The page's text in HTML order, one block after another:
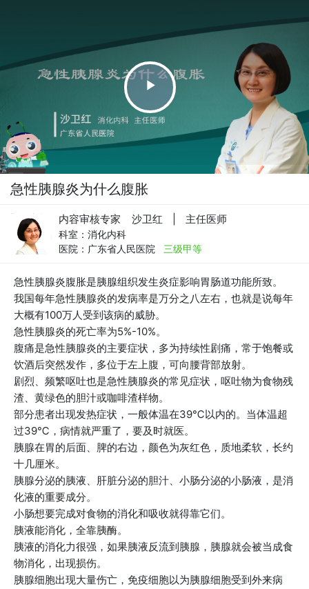
急性胰腺炎为什么腹胀
Play
Video
内容审核专家 沙卫红 主任医师
科室： 消化内科
医院： 广东省人民医院 三级甲等
急性胰腺炎腹胀是胰腺组织发生炎症影响胃肠道功能所致。
我国每年急性胰腺炎的发病率是万分之八左右，也就是说每年
大概有100万人受到该病的威胁。
急性胰腺炎的死亡率为5%-10%。
腹痛是急性胰腺炎的主要症状，多为持续性剧痛，常于饱餐或
饮酒后突然发作，多位于左上腹，可向腰背部放射。
剧烈、频繁呕吐也是急性胰腺炎的常见症状，呕吐物为食物残
渣、黄绿色的胆汁或咖啡渣样物。
部分患者出现发热症状，一般体温在39℃以内的。当体温超
过39℃，病情就严重了，要及时就医。
胰腺在胃的后面、脾的右边，颜色为灰红色，质地柔软，长约
十几厘米。
胰腺分泌的胰液、肝脏分泌的胆汁、小肠分泌的小肠液，是消
化液的重要成分。
小肠想要完成对食物的消化和吸收就得靠它们。
胰液能消化，全靠胰酶。
胰液的消化力很强，如果胰液反流到胰腺，胰腺就会被当成食
物消化，出现损伤。
胰腺细胞出现大量伤亡，免疫细胞以为胰腺细胞受到外来病